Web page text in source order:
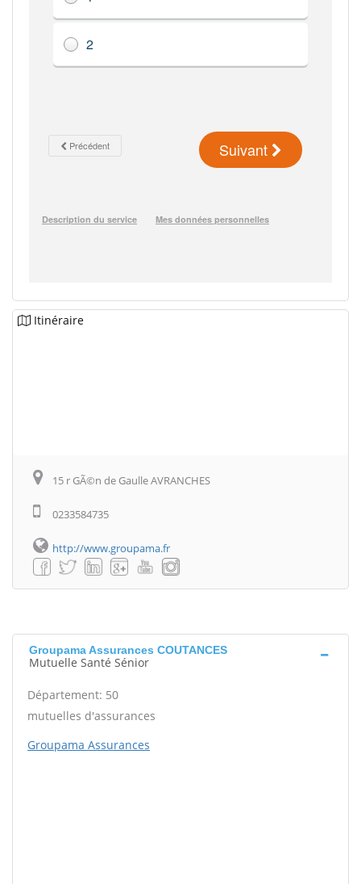
Itinéraire
15 r GÃ©n de Gaulle AVRANCHES
0233584735
http://www.groupama.fr
Groupama Assurances COUTANCES
Mutuelle Santé Sénior
Département: 50
mutuelles d'assurances
Groupama Assurances